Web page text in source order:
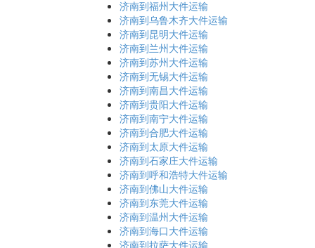
济南到福州大件运输
济南到乌鲁木齐大件运输
济南到昆明大件运输
济南到兰州大件运输
济南到苏州大件运输
济南到无锡大件运输
济南到南昌大件运输
济南到贵阳大件运输
济南到南宁大件运输
济南到合肥大件运输
济南到太原大件运输
济南到石家庄大件运输
济南到呼和浩特大件运输
济南到佛山大件运输
济南到东莞大件运输
济南到温州大件运输
济南到海口大件运输
济南到拉萨大件运输